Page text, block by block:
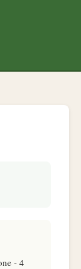
- 4